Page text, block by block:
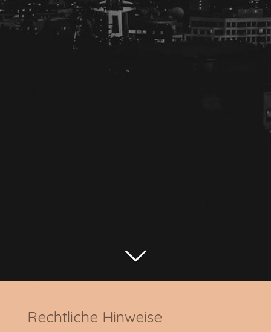
Rechtliche Hinweise